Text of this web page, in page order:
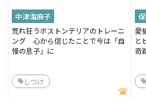
中津海麻子
荒れ狂うボストンテリアのトレーニ
ング 心から信じたことで今は「自
慢の息子」に
しつけ
愛
と
奇